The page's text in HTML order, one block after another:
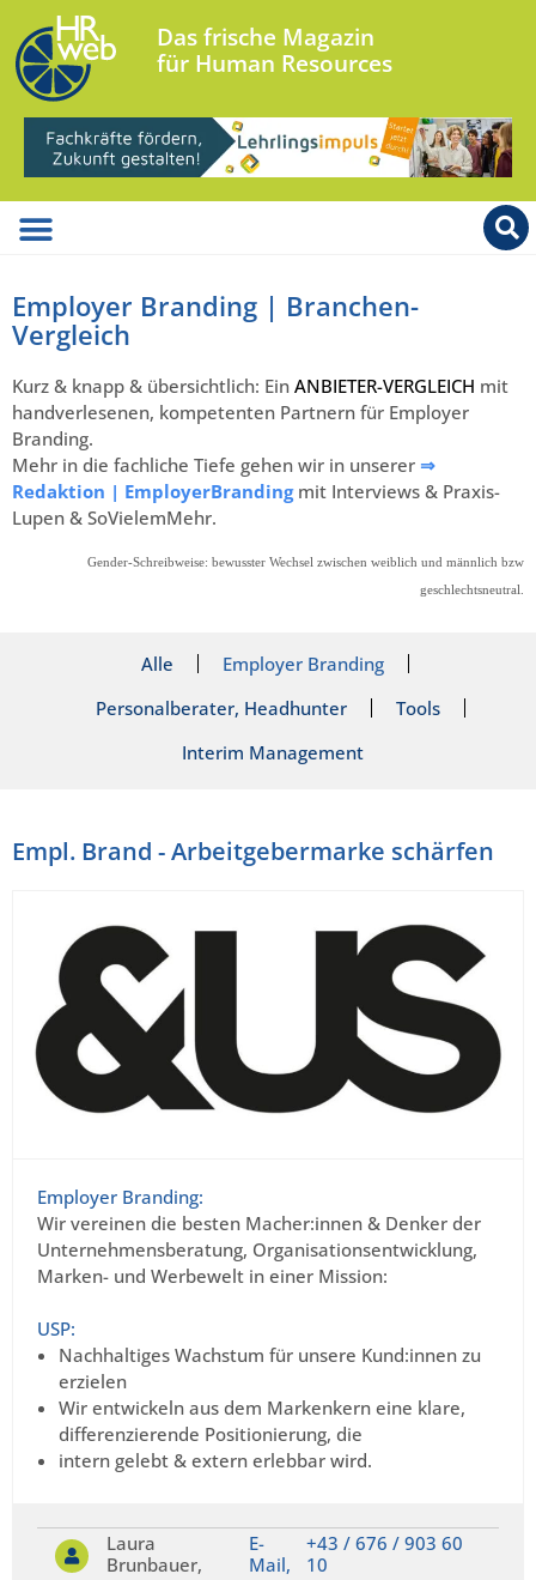
Das frische Magazin
für Human Resources
Employer Branding | Branchen-
Vergleich
Kurz & knapp & übersichtlich: Ein ANBIETER-VERGLEICH mit
handverlesenen, kompetenten Partnern für Employer
Branding.
Mehr in die fachliche Tiefe gehen wir in unserer ⇒
Redaktion | EmployerBrandingmit Interviews & Praxis-
Lupen & SoVielemMehr.
Gender-Schreibweise: bewusster Wechsel zwischen weiblich und männlich bzw
geschlechtsneutral.
Alle
Employer Branding
Personalberater, Headhunter
Tools
Interim Management
Empl. Brand - Arbeitgebermarke schärfen
Employer Branding:
Wir vereinen die besten Macher:innen & Denker der
Unternehmensberatung, Organisationsentwicklung,
Marken- und Werbewelt in einer Mission:
USP:
Nachhaltiges Wachstum für unsere Kund:innen zu
erzielen
Wir entwickeln aus dem Markenkern eine klare,
differenzierende Positionierung, die
intern gelebt & extern erlebbar wird.
Laura
Brunbauer,
E-
Mail,
+43 / 676 / 903 60
10